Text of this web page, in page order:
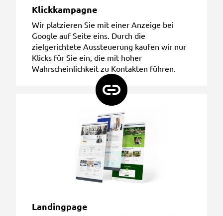
Klickkampagne
Wir platzieren Sie mit einer Anzeige bei
Google auf Seite eins. Durch die
zielgerichtete Aussteuerung kaufen wir nur
Klicks für Sie ein, die mit hoher
Wahrscheinlichkeit zu Kontakten führen.
Landingpage